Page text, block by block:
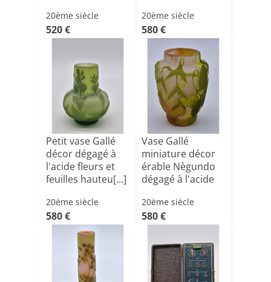
20ème siècle
520 €
20ème siècle
580 €
Petit vase Gallé
décor dégagé à
l'acide fleurs et
feuilles hauteu[...]
20ème siècle
580 €
Vase Gallé
miniature décor
érable Nègundo
dégagé à l'acide
20ème siècle
580 €